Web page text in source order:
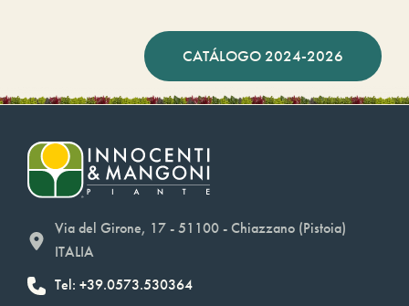
CATÁLOGO 2024-2026
Via del Girone, 17 - 51100 - Chiazzano (Pistoia)
ITALIA
Tel: +39.0573.530364